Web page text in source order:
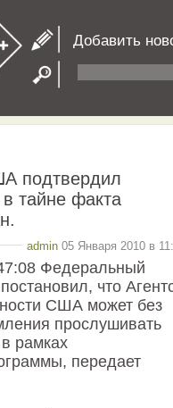
Добавить
подтвердил
в тайне факта
admin 05 Января 2010 в
Федеральный
что
США может без
прослушивать
рамках
передает